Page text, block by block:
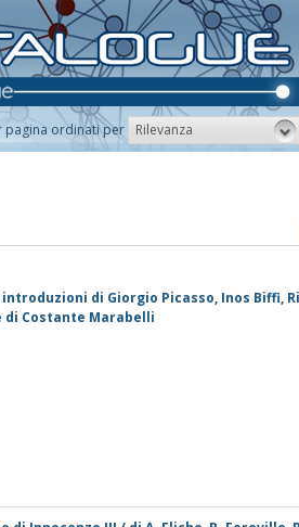
pagina ordinati per Rilevanza
di Giorgio Picasso, Inos Biffi,
di Costante Marabelli